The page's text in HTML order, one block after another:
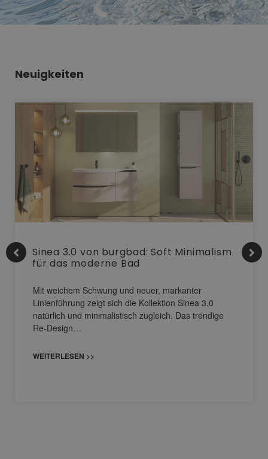
Neuigkeiten
Sinea 3.0 von burgbad: Soft Minimalism
für das moderne Bad
Mit weichem Schwung und neuer, markanter
Linienführung zeigt sich die Kollektion Sinea 3.0
natürlich und minimalistisch zugleich. Das trendige
Re-Design…
WEITERLESEN >>